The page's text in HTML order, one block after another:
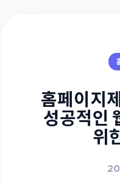
홈페이지
성공적인
위